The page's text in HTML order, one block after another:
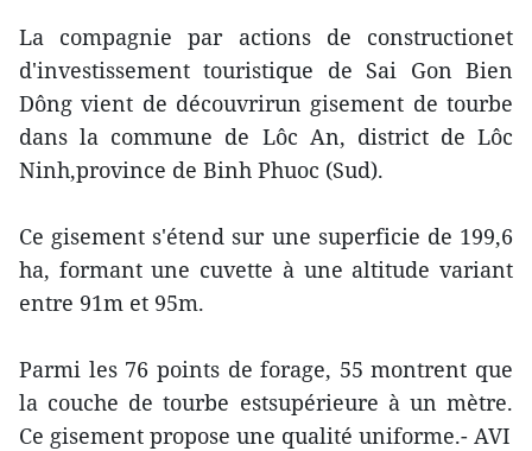
La compagnie par actions de constructionet
d'investissement touristique de Sai Gon Bien
Dông vient de découvrirun gisement de tourbe
dans la commune de Lôc An, district de Lôc
Ninh,province de Binh Phuoc (Sud).
Ce gisement s'étend sur une superficie de 199,6
ha, formant une cuvette à une altitude variant
entre 91m et 95m.
Parmi les 76 points de forage, 55 montrent que
la couche de tourbe estsupérieure à un mètre.
Ce gisement propose une qualité uniforme.- AVI